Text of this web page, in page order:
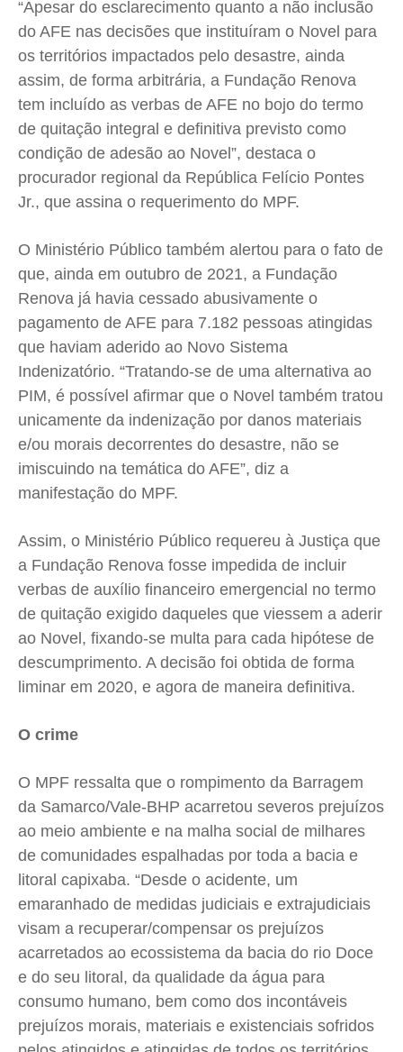
“Apesar do esclarecimento quanto a não inclusão
do AFE nas decisões que instituíram o Novel para
os territórios impactados pelo desastre, ainda
assim, de forma arbitrária, a Fundação Renova
tem incluído as verbas de AFE no bojo do termo
de quitação integral e definitiva previsto como
condição de adesão ao Novel”, destaca o
procurador regional da República Felício Pontes
Jr., que assina o requerimento do MPF.
O Ministério Público também alertou para o fato de
que, ainda em outubro de 2021, a Fundação
Renova já havia cessado abusivamente o
pagamento de AFE para 7.182 pessoas atingidas
que haviam aderido ao Novo Sistema
Indenizatório. “Tratando-se de uma alternativa ao
PIM, é possível afirmar que o Novel também tratou
unicamente da indenização por danos materiais
e/ou morais decorrentes do desastre, não se
imiscuindo na temática do AFE”, diz a
manifestação do MPF.
Assim, o Ministério Público requereu à Justiça que
a Fundação Renova fosse impedida de incluir
verbas de auxílio financeiro emergencial no termo
de quitação exigido daqueles que viessem a aderir
ao Novel, fixando-se multa para cada hipótese de
descumprimento. A decisão foi obtida de forma
liminar em 2020, e agora de maneira definitiva.
O crime
O MPF ressalta que o rompimento da Barragem
da Samarco/Vale-BHP acarretou severos prejuízos
ao meio ambiente e na malha social de milhares
de comunidades espalhadas por toda a bacia e
litoral capixaba. “Desde o acidente, um
emaranhado de medidas judiciais e extrajudiciais
visam a recuperar/compensar os prejuízos
acarretados ao ecossistema da bacia do rio Doce
e do seu litoral, da qualidade da água para
consumo humano, bem como dos incontáveis
prejuízos morais, materiais e existenciais sofridos